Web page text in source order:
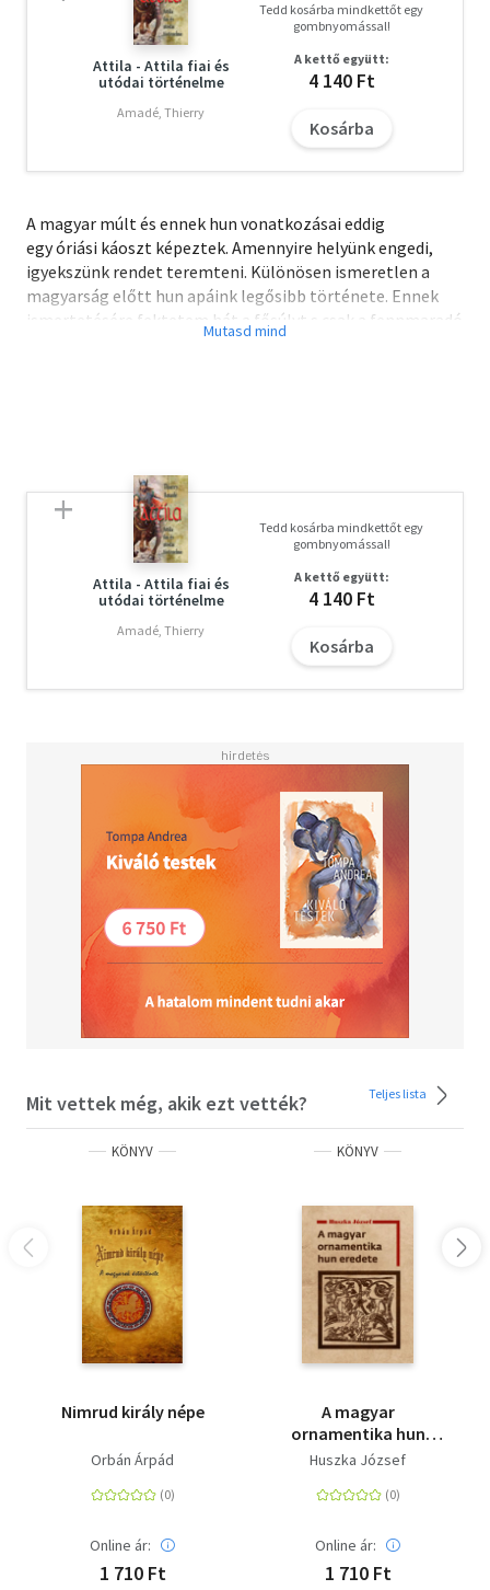
Attila - Attila fiai és
utódai történelme
Amadé, Thierry
Tedd kosárba mindkettőt egy
gombnyomással!
A kettő együtt:
4 140 Ft
Kosárba
A magyar múlt és ennek hun vonatkozásai eddig
egy óriási káoszt képeztek. Amennyire helyünk engedi,
igyekszünk rendet teremteni. Különösen ismeretlen a
magyarság előtt hun apáink legősibb története. Ennek
ismertetésére fektetem hát a fősúlyt s csak a fennmaradó
A hun nép neve a világtörténelem örökre megmaradó
lapja. Hogy erre a lapra aztán annyi dicsőség
mellett, oly sok sötétséget is írtak.
Attila - Attila fiai és
utódai történelme
Amadé, Thierry
Tedd kosárba mindkettőt egy
gombnyomással!
A kettő együtt:
4 140 Ft
Kosárba
Mit vettek még, akik ezt vették? Teljes lista
KÖNYV
Nimrud király népe
Orbán Árpád
Online ár:
1 710 Ft
KÖNYV
A magyar
ornamentika hun
eredete
Huszka József
Online ár:
1 710 Ft